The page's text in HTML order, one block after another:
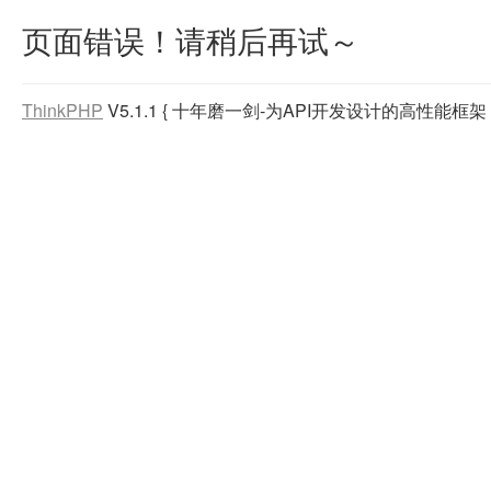
页面错误！请稍后再试～
ThinkPHP V5.1.1 { 十年磨一剑-为API开发设计的高性能框架